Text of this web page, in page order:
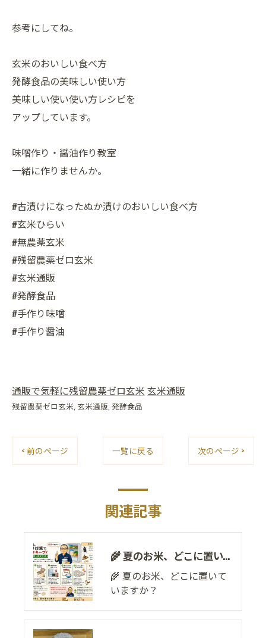
参考にしてね。
玄米のおいしい食べ方
発酵食品の美味しい使い方
美味しい使い使い方レシピを
アップしています。
味噌作り・醤油作り教室
一緒に作りませんか。
#古漬けになったぬか漬けのおいしい食べ方
#玄米ひらい
#無農薬玄米
#残留農薬ゼロ玄米
#玄米通販
#発酵食品
#手作り味噌
#手作り醤油
通販で気軽に残留農薬ゼロ玄米 玄米通販
残留農薬ゼロ玄米 玄米通販 発酵食品
< 前のページ 一覧に戻る 次のページ >
関連記事
🌾 夏のお米、どこに置いていますか？
🌾 夏のお米、どこに置いて
いますか？